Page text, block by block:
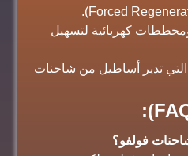
كهربائية لتسهيل
تدير أساطيل من شاحنات
فولفو؟